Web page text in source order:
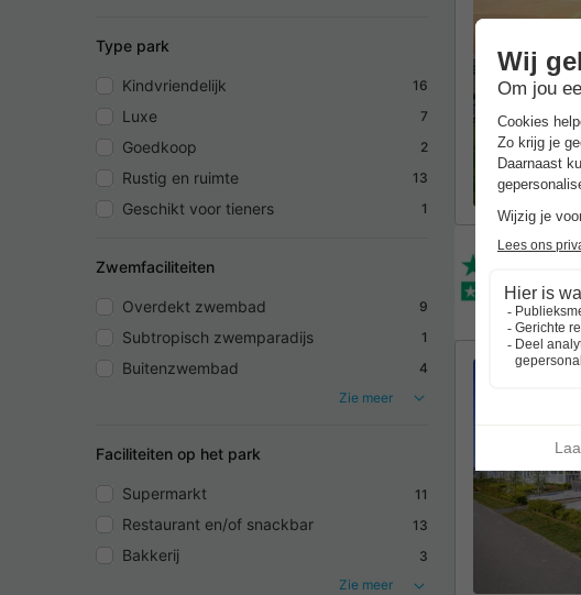
Type park
Kindvriendelijk 16
Luxe 7
Goedkoop 2
Rustig en ruimte 13
Geschikt voor tieners 1
Zwemfaciliteiten
Overdekt zwembad 9
Subtropisch zwemparadijs 1
Buitenzwembad
4
Zie meer
Faciliteiten op het park
Supermarkt 11
Restaurant en/of snackbar 13
Bakkerij
3
Zie meer